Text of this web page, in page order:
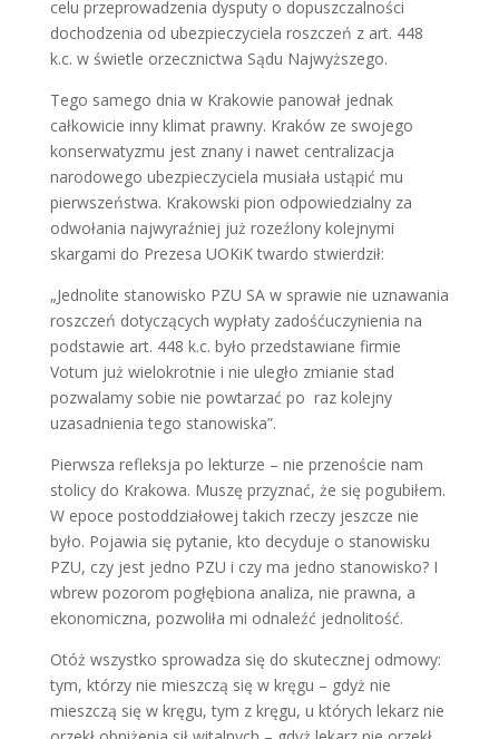
celu przeprowadzenia dysputy o dopuszczalności
dochodzenia od ubezpieczyciela roszczeń z art. 448
k.c. w świetle orzecznictwa Sądu Najwyższego.
Tego samego dnia w Krakowie panował jednak
całkowicie inny klimat prawny. Kraków ze swojego
konserwatyzmu jest znany i nawet centralizacja
narodowego ubezpieczyciela musiała ustąpić mu
pierwszeństwa. Krakowski pion odpowiedzialny za
odwołania najwyraźniej już rozeźlony kolejnymi
skargami do Prezesa UOKiK twardo stwierdził:
„Jednolite stanowisko PZU SA w sprawie nie uznawania
roszczeń dotyczących wypłaty zadośćuczynienia na
podstawie art. 448 k.c. było przedstawiane firmie
Votum już wielokrotnie i nie uległo zmianie stad
pozwalamy sobie nie powtarzać po raz kolejny
uzasadnienia tego stanowiska”.
Pierwsza refleksja po lekturze – nie przenoście nam
stolicy do Krakowa. Muszę przyznać, że się pogubiłem.
W epoce postoddziałowej takich rzeczy jeszcze nie
było. Pojawia się pytanie, kto decyduje o stanowisku
PZU, czy jest jedno PZU i czy ma jedno stanowisko? I
wbrew pozorom pogłębiona analiza, nie prawna, a
ekonomiczna, pozwoliła mi odnaleźć jednolitość.
Otóż wszystko sprowadza się do skutecznej odmowy:
tym, którzy nie mieszczą się w kręgu – gdyż nie
mieszczą się w kręgu, tym z kręgu, u których lekarz nie